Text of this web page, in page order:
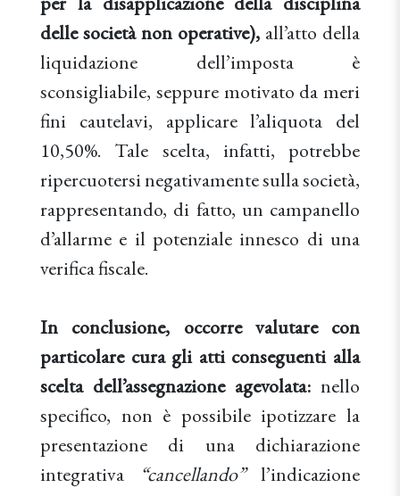
delle società non operative), all’atto della
liquidazione dell’imposta è
sconsigliabile, seppure motivato da meri
fini cautelavi, applicare l’aliquota del
10,50%. Tale scelta, infatti, potrebbe
ripercuotersi negativamente sulla società,
rappresentando, di fatto, un campanello
d’allarme e il potenziale innesco di una
verifica fiscale.
In conclusione, occorre valutare con
particolare cura gli atti conseguenti alla
scelta dell’assegnazione agevolata: nello
specifico, non è possibile ipotizzare la
presentazione di una dichiarazione
integrativa
“cancellando”l’indicazione